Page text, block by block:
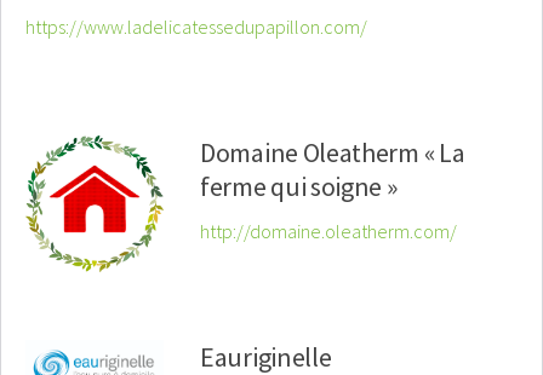
https://www.ladelicatessedupapillon.com/
Domaine Oleatherm « La
ferme qui soigne »
http://domaine.oleatherm.com/
Eauriginelle